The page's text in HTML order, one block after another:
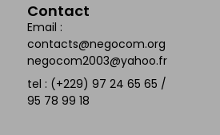
Contact
Email :
contacts@negocom.org
negocom2003@yahoo.fr
tel : (+229) 97 24 65 65 /
95 78 99 18